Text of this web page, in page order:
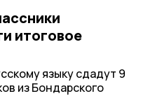
итоговое
языку сдадут 9
из Бондарского